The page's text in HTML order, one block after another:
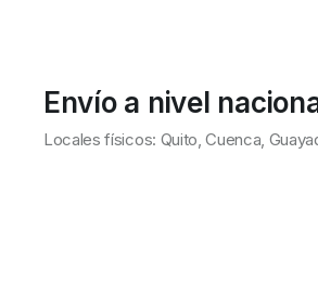
Envío a nivel
Locales físicos: Quito, Cuenca,